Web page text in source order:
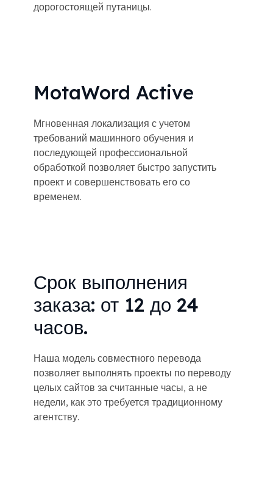
дорогостоящей путаницы.
MotaWord Active
Мгновенная локализация с учетом
требований машинного обучения и
последующей профессиональной
обработкой позволяет быстро запустить
проект и совершенствовать его со
временем.
Срок выполнения
заказа: от 12 до 24
часов.
Наша модель совместного перевода
позволяет выполнять проекты по переводу
целых сайтов за считанные часы, а не
недели, как это требуется традиционному
агентству.